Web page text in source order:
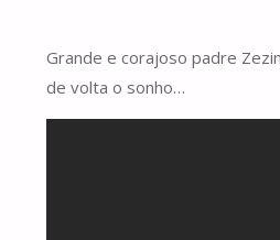
Grande e corajoso padre
de volta o sonho…